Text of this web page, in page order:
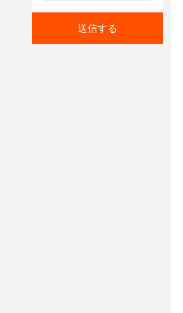
送信する